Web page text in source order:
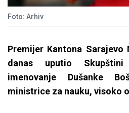
Foto: Arhiv
Premijer Kantona Sarajevo
danas uputio
imenovanje Dušanke
ministrice za nauku, visoko